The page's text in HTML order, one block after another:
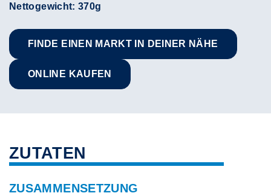
Nettogewicht: 370g
FINDE EINEN MARKT IN DEINER NÄHE
ONLINE KAUFEN
ZUTATEN
ZUSAMMENSETZUNG